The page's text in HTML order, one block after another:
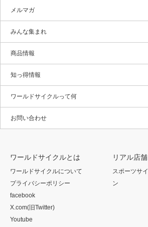
メルマガ
みんな集まれ
商品情報
知っ得情報
ワールドサイクルって何
お問い合わせ
ワールドサイクルとは
ワールドサイクルについて
プライバシーポリシー
facebook
X.com(旧Twitter)
Youtube
リアル店
スポーツサ
ン